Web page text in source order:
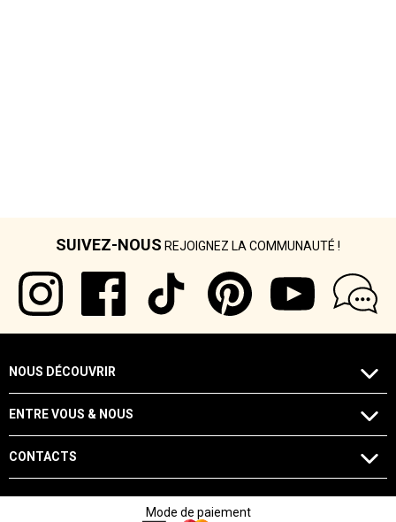
SUIVEZ-NOUS REJOIGNEZ LA COMMUNAUTÉ !
NOUS DÉCOUVRIR
ENTRE VOUS & NOUS
CONTACTS
Mode de paiement